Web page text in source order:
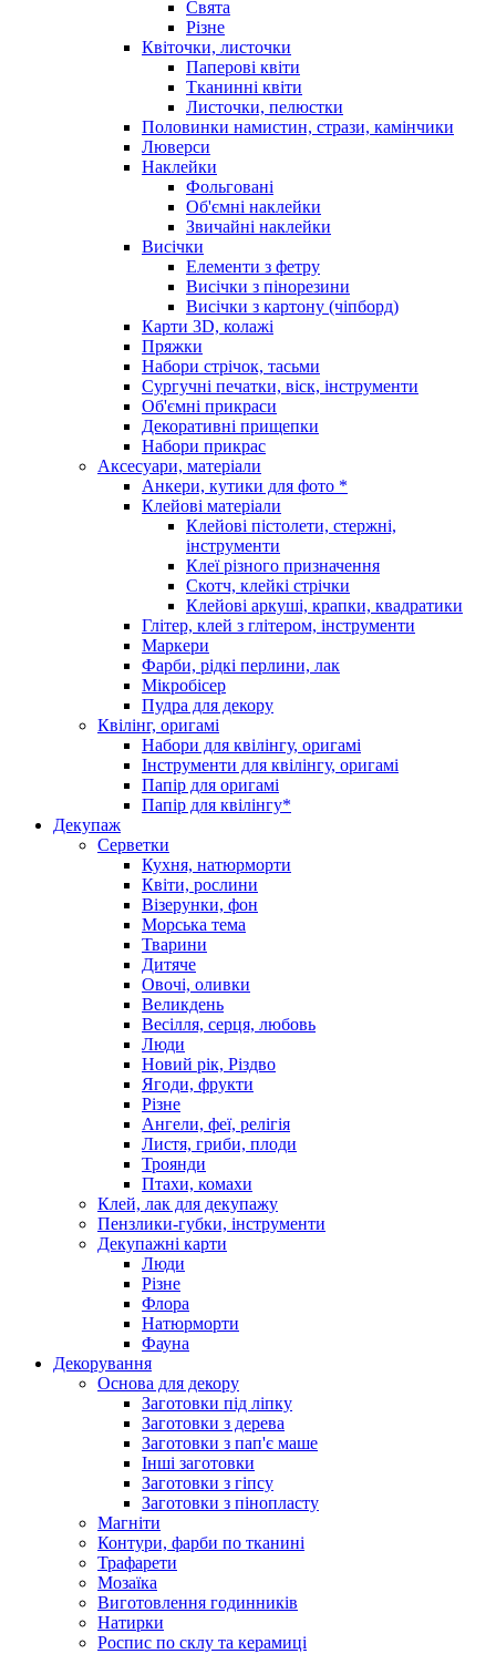
Свята
Різне
Квіточки, листочки
Паперові квіти
Тканинні квіти
Листочки, пелюстки
Половинки намистин, стрази, камінчики
Люверси
Наклейки
Фольговані
Об'ємні наклейки
Звичайні наклейки
Висічки
Елементи з фетру
Висічки з пінорезини
Висічки з картону (чіпборд)
Карти 3D, колажі
Пряжки
Набори стрічок, тасьми
Сургучні печатки, віск, інструменти
Об'ємні прикраси
Декоративні прищепки
Набори прикрас
Аксесуари, матеріали
Анкери, кутики для фото *
Клейові матеріали
Клейові пістолети, стержні,
інструменти
Клеї різного призначення
Скотч, клейкі стрічки
Клейові аркуші, крапки, квадратики
Глітер, клей з глітером, інструменти
Маркери
Фарби, рідкі перлини, лак
Мікробісер
Пудра для декору
Квілінг, оригамі
Набори для квілінгу, оригамі
Інструменти для квілінгу, оригамі
Папір для оригамі
Папір для квілінгу*
Декупаж
Серветки
Кухня, натюрморти
Квіти, рослини
Візерунки, фон
Морська тема
Тварини
Дитяче
Овочі, оливки
Великдень
Весілля, серця, любовь
Люди
Новий рік, Різдво
Ягоди, фрукти
Різне
Ангели, феї, релігія
Листя, гриби, плоди
Троянди
Птахи, комахи
Клей, лак для декупажу
Пензлики-губки, інструменти
Декупажні карти
Люди
Різне
Флора
Натюрморти
Фауна
Декорування
Основа для декору
Заготовки під ліпку
Заготовки з дерева
Заготовки з пап'є маше
Інші заготовки
Заготовки з гіпсу
Заготовки з пінопласту
Магніти
Контури, фарби по тканині
Трафарети
Мозаїка
Виготовлення годинників
Натирки
Роспис по склу та керамиці